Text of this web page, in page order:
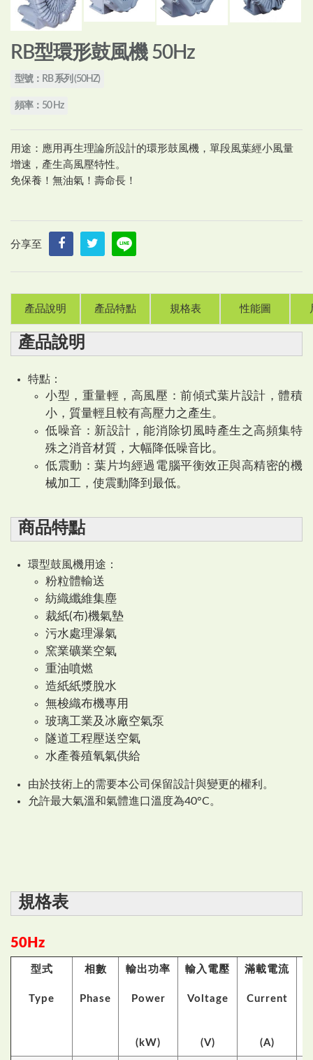
RB型環形鼓風機 50Hz
型號：RB 系列 (50HZ)
頻率：50 Hz
用途：應用再生理論所設計的環形鼓風機，單段風葉經小風量
增速，產生高風壓特性。
免保養！無油氣！壽命長！
分享至
產品說明 產品特點 規格表 性能圖
產品說明
特點：
小型，重量輕，高風壓：前傾式葉片設計，體積
小，質量輕且較有高壓力之產生。
低噪音：新設計，能消除切風時產生之高頻集特
殊之消音材質，大幅降低噪音比。
低震動：葉片均經過電腦平衡效正與高精密的機
械加工，使震動降到最低。
商品特點
環型鼓風機用途：
粉粒體輸送
紡織纖維集塵
裁紙(布)機氣墊
污水處理瀑氣
窯業礦業空氣
重油噴燃
造紙紙漿脫水
無梭織布機專用
玻璃工業及冰廠空氣泵
隧道工程壓送空氣
水產養殖氧氣供給
由於技術上的需要本公司保留設計與變更的權利。
允許最大氣溫和氣體進口溫度為40°C。
規格表
50Hz
型式
Type
相數
Phase
輸出功率
Power
(kW)
輸入電壓
Voltage
(V)
滿載電流
Current
(A)